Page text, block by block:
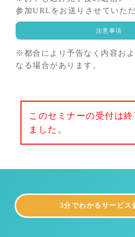
参加URLをお送りさせていただ
注意事項
※都合により予告なく内容お
なる場合があります。
このセミナーの受付は終
ました。
3分でわかるサービス